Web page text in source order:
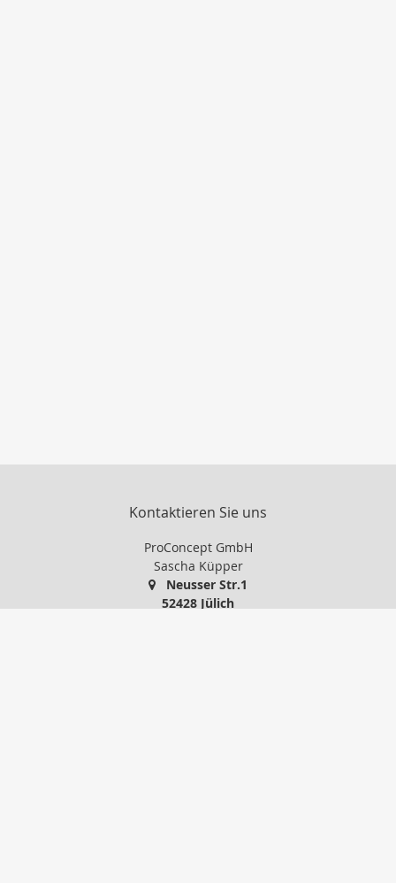
Kontaktieren Sie uns
ProConcept GmbH
Sascha Küpper
Neusser Str.1
52428 Jülich